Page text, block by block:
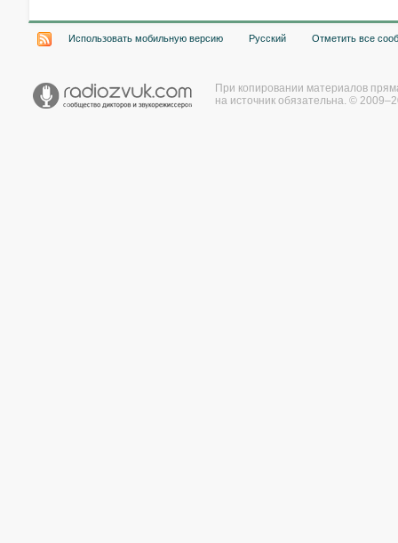
Использовать мобильную версию Русский Отметить все
При копировании материалов
на источник обязательна. ©